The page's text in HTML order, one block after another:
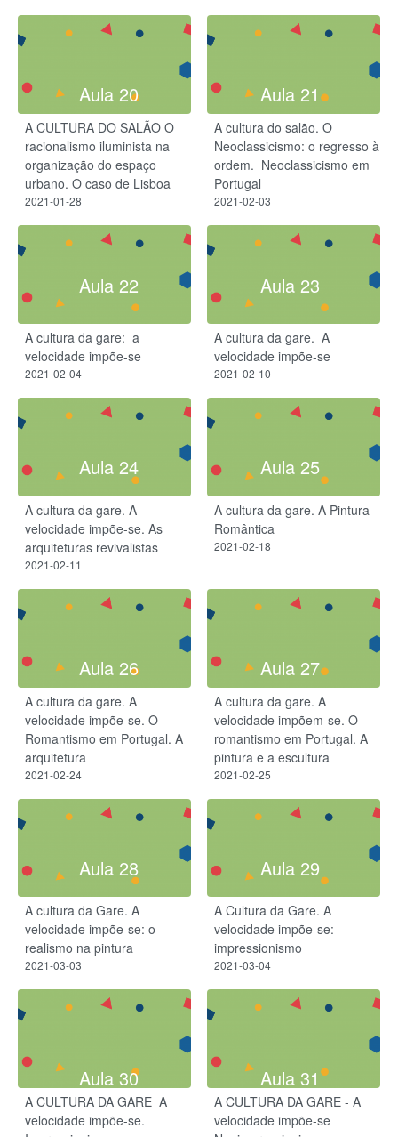
Aula 20
A CULTURA DO SALÃO O
racionalismo iluminista na
organização do espaço
urbano. O caso de Lisboa
2021-01-28
Aula 21
A cultura do salão. O
Neoclassicismo: o regresso à
ordem. ​ Neoclassicismo em
Portugal
2021-02-03
Aula 22
A cultura da gare: ​ a
velocidade impõe-se​
2021-02-04
Aula 23
A cultura da gare. ​ A
velocidade impõe-se​
2021-02-10
Aula 24
A cultura da gare. A
velocidade impõe-se​. As
arquiteturas revivalistas
2021-02-11
Aula 25
A cultura da gare. A Pintura
Romântica
2021-02-18
Aula 26
A cultura da gare. A
velocidade impõe-se. O
Romantismo em Portugal. A
arquitetura
2021-02-24
Aula 27
A cultura da gare. A
velocidade impõem-se. O
romantismo em Portugal. A
pintura e a escultura
2021-02-25
Aula 28
A cultura da Gare. A
velocidade impõe-se: o
realismo na pintura
2021-03-03
Aula 29
A Cultura da Gare. A
velocidade impõe-se:
impressionismo
2021-03-04
Aula 30
A CULTURA DA GARE ​ A
velocidade impõe-se​.
Aula 31
A CULTURA DA GARE - A
velocidade impõe-se​​